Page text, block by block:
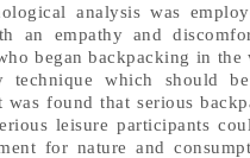
analysis was
an empathy and
began backpacking in
technique which should
found that serious
leisure participants
for nature and